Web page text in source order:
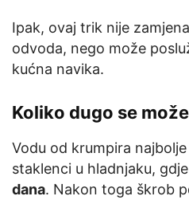
Ipak, ovaj trik nije
odvoda, nego može
kućna navika.
Koliko dugo se
Vodu od krumpira
staklenci u hladnjaku,
dana. Nakon toga škrob